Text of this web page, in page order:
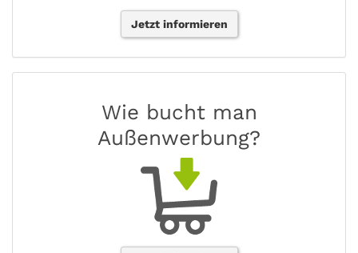
Jetzt informieren
Wie bucht man
Außenwerbung?